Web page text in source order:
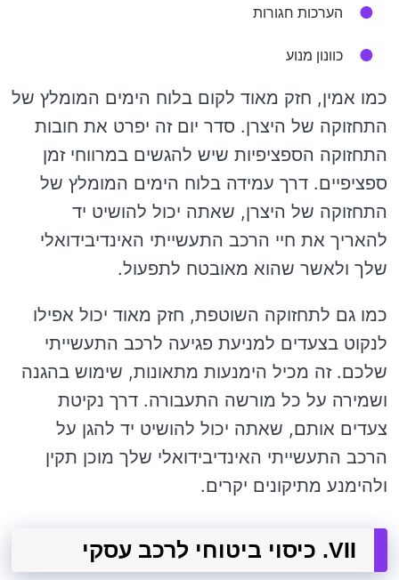
הערכות חגורות
כוונון מנוע
כמו אמין, חזק מאוד לקום בלוח הימים המומלץ של
התחזוקה של היצרן. סדר יום זה יפרט את חובות
התחזוקה הספציפיות שיש להגשים במרווחי זמן
ספציפיים. דרך עמידה בלוח הימים המומלץ של
התחזוקה של היצרן, שאתה יכול להושיט יד
להאריך את חיי הרכב התעשייתי האינדיבידואלי
שלך ולאשר שהוא מאובטח לתפעול.
כמו גם לתחזוקה השוטפת, חזק מאוד יכול אפילו
לנקוט בצעדים למניעת פגיעה לרכב התעשייתי
שלכם. זה מכיל הימנעות מתאונות, שימוש בהגנה
ושמירה על כל מורשה התעבורה. דרך נקיטת
צעדים אותם, שאתה יכול להושיט יד להגן על
הרכב התעשייתי האינדיבידואלי שלך מוכן תקין
ולהימנע מתיקונים יקרים.
VII. כיסוי ביטוחי לרכב עסקי